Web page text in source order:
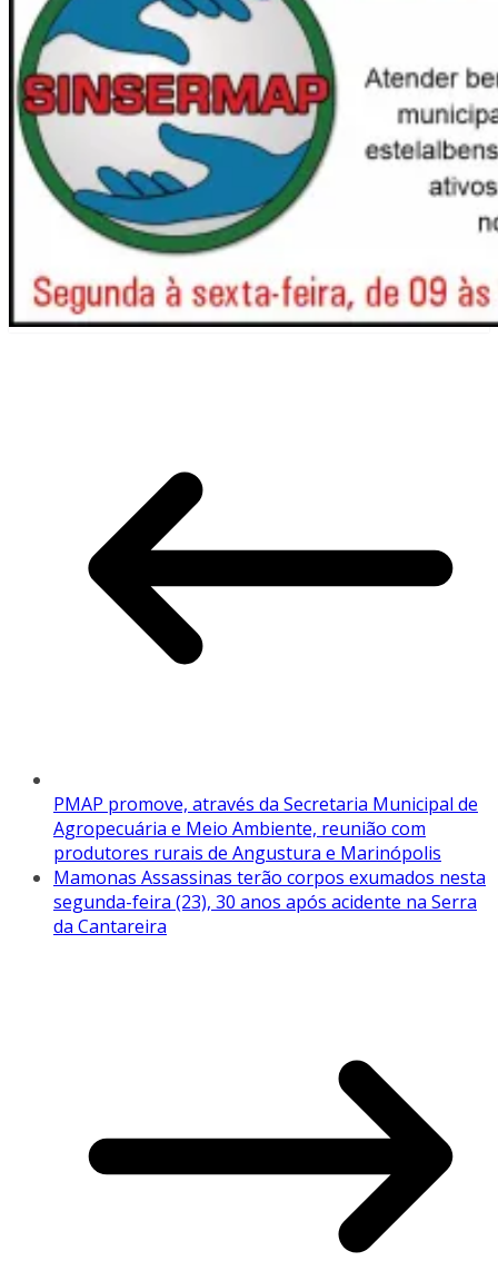
PMAP promove, através da Secretaria Municipal de
Agropecuária e Meio Ambiente, reunião com
produtores rurais de Angustura e Marinópolis
Mamonas Assassinas terão corpos exumados nesta
segunda-feira (23), 30 anos após acidente na Serra
da Cantareira